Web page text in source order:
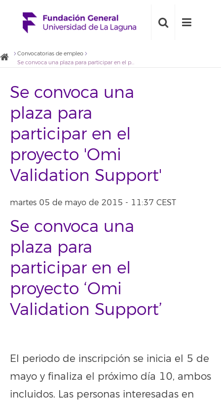
Convocatorias de empleo
Se convoca una plaza para participar en el proyecto 'Omi Validation Support'
Se convoca una
plaza para
participar en el
proyecto 'Omi
Validation Support'
martes 05 de mayo de 2015 - 11:37 CEST
Se convoca una
plaza para
participar en el
proyecto ‘Omi
Validation Support’
El periodo de inscripción se inicia el 5 de
mayo y finaliza el próximo día 10, ambos
incluidos. Las personas interesadas en